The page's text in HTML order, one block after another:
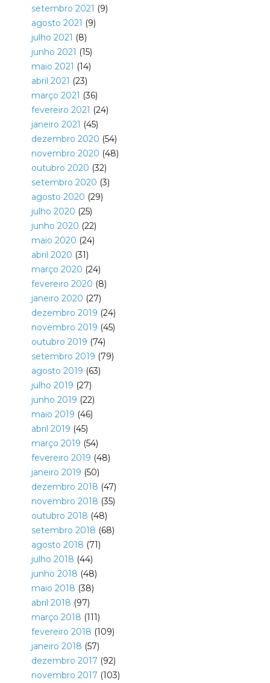
setembro 2021 (9)
agosto 2021 (9)
julho 2021 (8)
junho 2021 (15)
maio 2021 (14)
abril 2021 (23)
março 2021 (36)
fevereiro 2021 (24)
janeiro 2021 (45)
dezembro 2020 (54)
novembro 2020 (48)
outubro 2020 (32)
setembro 2020 (3)
agosto 2020 (29)
julho 2020 (25)
junho 2020 (22)
maio 2020 (24)
abril 2020 (31)
março 2020 (24)
fevereiro 2020 (8)
janeiro 2020 (27)
dezembro 2019 (24)
novembro 2019 (45)
outubro 2019 (74)
setembro 2019 (79)
agosto 2019 (63)
julho 2019 (27)
junho 2019 (22)
maio 2019 (46)
abril 2019 (45)
março 2019 (54)
fevereiro 2019 (48)
janeiro 2019 (50)
dezembro 2018 (47)
novembro 2018 (35)
outubro 2018 (48)
setembro 2018 (68)
agosto 2018 (71)
julho 2018 (44)
junho 2018 (48)
maio 2018 (38)
abril 2018 (97)
março 2018 (111)
fevereiro 2018 (109)
janeiro 2018 (57)
dezembro 2017 (92)
novembro 2017 (103)